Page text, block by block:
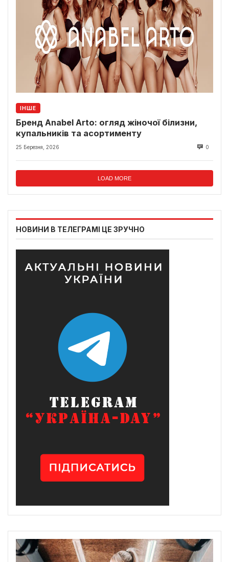
ІНШЕ
Бренд Anabel Arto: огляд жіночої білизни,
купальників та асортименту
25 Березня, 2026 0
LOAD MORE
НОВИНИ В ТЕЛЕГРАМІ ЦЕ ЗРУЧНО